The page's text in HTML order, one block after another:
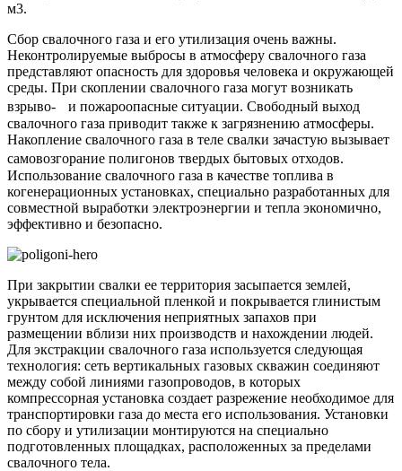
м3.
Сбор свалочного газа и его утилизация очень важны.
Неконтролируемые выбросы в атмосферу свалочного газа
представляют опасность для здоровья человека и окружающей
среды. При скоплении свалочного газа могут возникать
взрыво- и пожароопасные ситуации. Свободный выход
свалочного газа приводит также к загрязнению атмосферы.
Накопление свалочного газа в теле свалки зачастую вызывает
самовозгорание полигонов твердых бытовых отходов.
Использование свалочного газа в качестве топлива в
когенерационных установках, специально разработанных для
совместной выработки электроэнергии и тепла экономично,
эффективно и безопасно.
При закрытии свалки ее территория засыпается землей,
укрывается специальной пленкой и покрывается глинистым
грунтом для исключения неприятных запахов при
размещении вблизи них производств и нахождении людей.
Для экстракции свалочного газа используется следующая
технология: сеть вертикальных газовых скважин соединяют
между собой линиями газопроводов, в которых
компрессорная установка создает разрежение необходимое для
транспортировки газа до места его использования. Установки
по сбору и утилизации монтируются на специально
подготовленных площадках, расположенных за пределами
свалочного тела.